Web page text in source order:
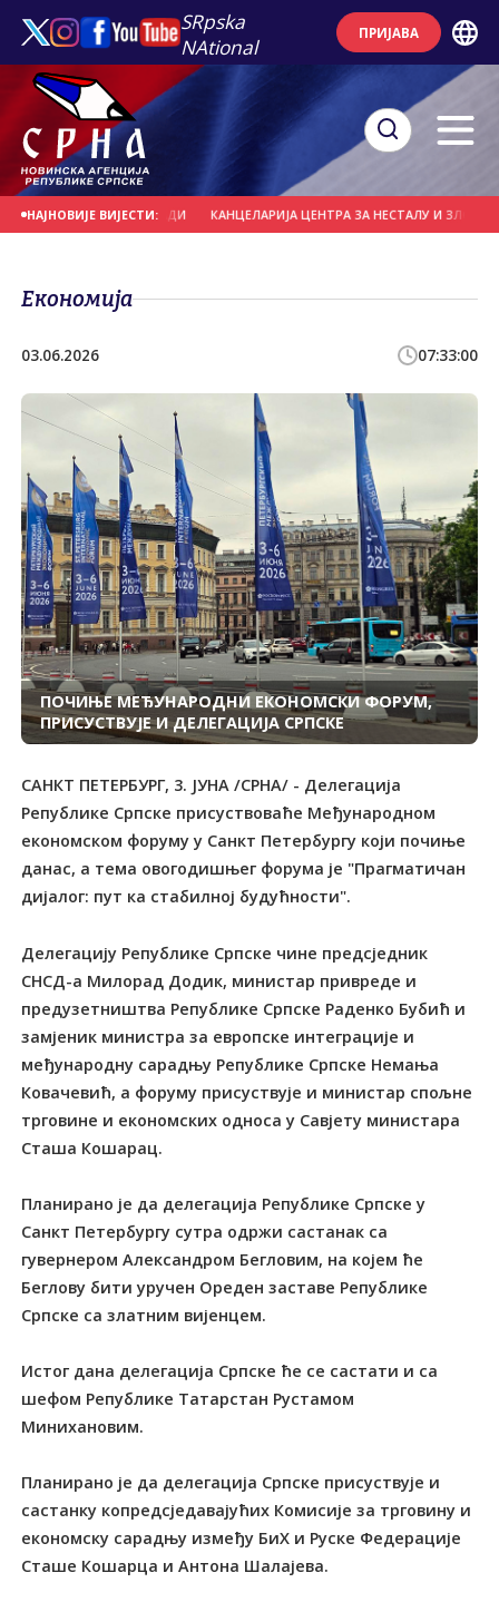
SRpska
NAtional
ПРИЈАВА
НАЈНОВИЈЕ ВИЈЕСТИ:
ХОРСКОЈ ОЛИМПИЈАДИ КАНЦЕЛАРИЈА ЦЕНТРА ЗА НЕСТАЛУ И
Економија
03.06.2026 07:33:00
ПОЧИЊЕ МЕЂУНАРОДНИ ЕКОНОМСКИ ФОРУМ,
ПРИСУСТВУЈЕ И ДЕЛЕГАЦИЈА СРПСКЕ
САНКТ ПЕТЕРБУРГ, 3. ЈУНА /СРНА/ - Делегација
Републике Српске присуствоваће Међународном
економском форуму у Санкт Петербургу који почиње
данас, а тема овогодишњег форума је "Прагматичан
дијалог: пут ка стабилној будућности".
Делегацију Републике Српске чине предсједник
СНСД-а Милорад Додик, министар привреде и
предузетништва Републике Српске Раденко Бубић и
замјеник министра за европске интеграције и
међународну сарадњу Републике Српске Немања
Ковачевић, а форуму присуствује и министар спољне
трговине и економских односа у Савјету министара
Сташа Кошарац.
Планирано је да делегација Републике Српске у
Санкт Петербургу сутра одржи састанак са
гувернером Александром Бегловим, на којем ће
Беглову бити уручен Ореден заставе Републике
Српске са златним вијенцем.
Истог дана делегација Српске ће се састати и са
шефом Републике Татарстан Рустамом
Минихановим.
Планирано је да делегација Српске присуствује и
састанку копредсједавајућих Комисије за трговину и
економску сарадњу између БиХ и Руске Федерације
Сташе Кошарца и Антона Шалајева.